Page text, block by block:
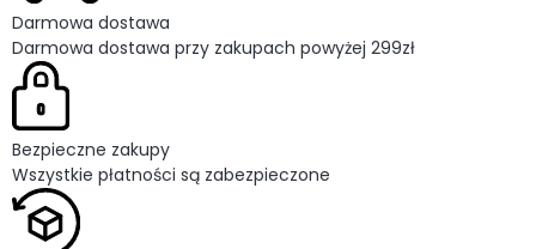
Darmowa dostawa
Darmowa dostawa przy zakupach powyżej 299zł
Bezpieczne zakupy
Wszystkie płatności są zabezpieczone